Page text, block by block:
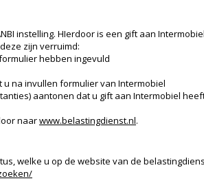
instelling. HIerdoor is een gift aan
zijn verruimd:
hebben ingevuld
invullen formulier van Intermobiel
aantonen dat u gift aan Intermobiel
naarwww.belastingdienst.nl.
welke u op de website van de